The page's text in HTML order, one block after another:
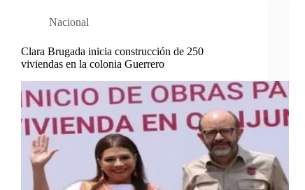
Nacional
Clara Brugada inicia construcción de 250
viviendas en la colonia Guerrero